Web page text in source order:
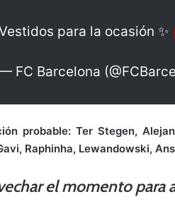
para la ocasión ✨
FC Barcelona
probable: Ter Stegen,
Raphinha, Lewandowski,
el momento para